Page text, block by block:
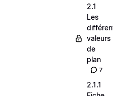
2.1
Les
valeurs
de
plan
7
2.1.1